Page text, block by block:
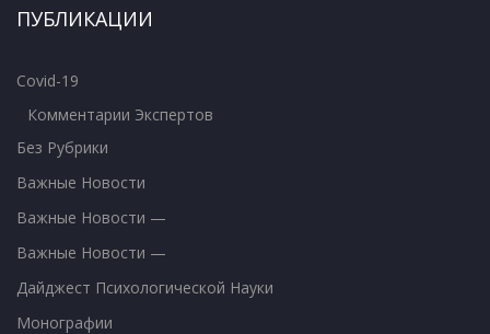
ПУБЛИКАЦИИ
Covid-19
Комментарии Экспертов
Без Рубрики
Важные Новости
Важные Новости —
Важные Новости —
Дайджест Психологической Науки
Монографии